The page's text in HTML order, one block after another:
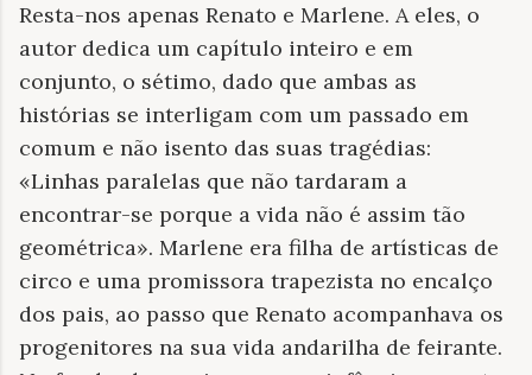
Resta-nos apenas Renato e Marlene. A eles, o
autor dedica um capítulo inteiro e em
conjunto, o sétimo, dado que ambas as
histórias se interligam com um passado em
comum e não isento das suas tragédias:
«Linhas paralelas que não tardaram a
encontrar-se porque a vida não é assim tão
geométrica». Marlene era filha de artísticas de
circo e uma promissora trapezista no encalço
dos pais, ao passo que Renato acompanhava os
progenitores na sua vida andarilha de feirante.